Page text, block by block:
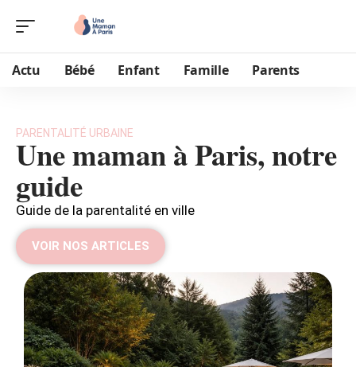
Actu Bébé Enfant Famille Parents
PARENTALITÉ URBAINE
Une maman à Paris, notre
guide
Guide de la parentalité en ville
VOIR NOS ARTICLES